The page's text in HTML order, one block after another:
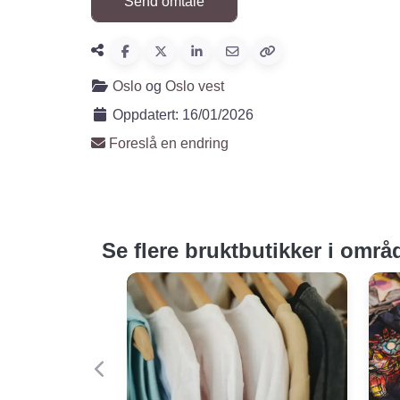
Oslo og Oslo vest
Oppdatert: 16/01/2026
Foreslå en endring
Se flere bruktbutikker i
Forige